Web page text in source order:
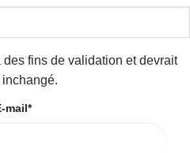
des fins de validation et devrait
inchangé.
mail*